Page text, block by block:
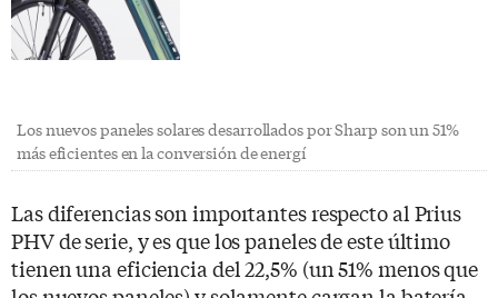
Los nuevos paneles solares desarrollados por Sharp son un 51%
más eficientes en la conversión de energí
Las diferencias son importantes respecto al Prius
PHV de serie, y es que los paneles de este último
tienen una eficiencia del 22,5% (un 51% menos que